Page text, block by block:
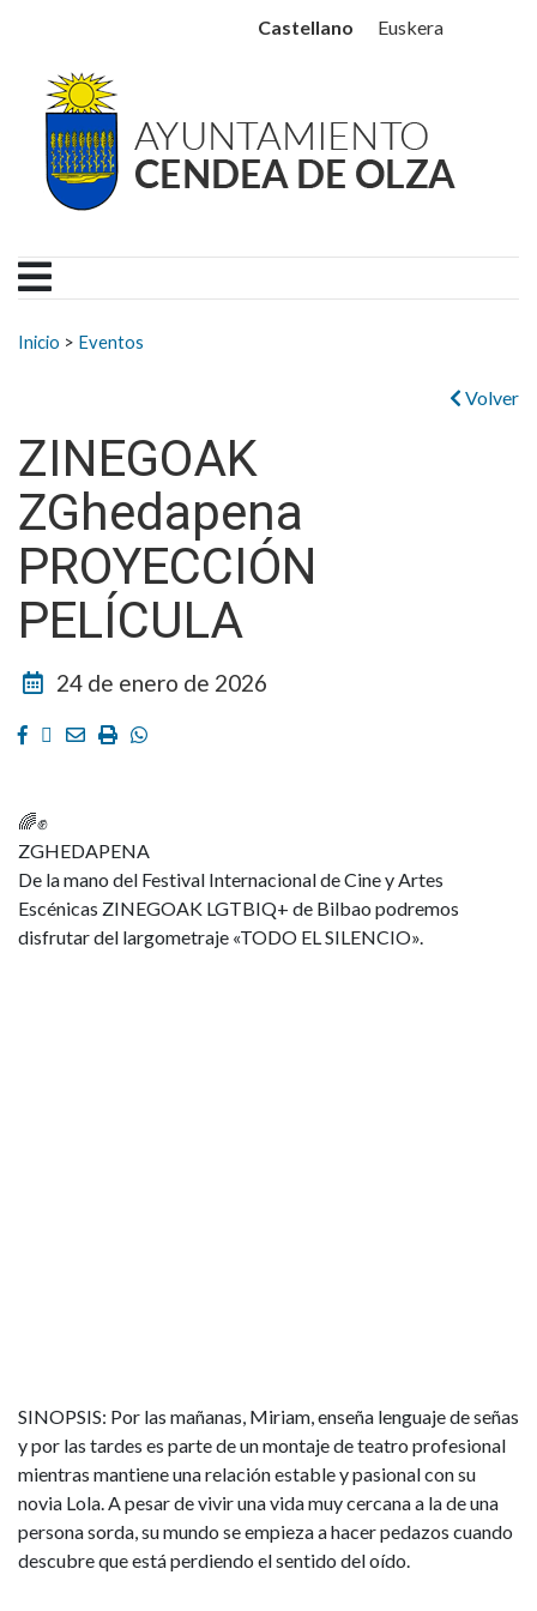
Ayuntamiento Cendea
Castellano Euskera
Buscar:
Inicio > Eventos
Volver
ZINEGOAK
ZGhedapena
PROYECCIÓN
PELÍCULA
24 de enero de 2026
Facebook
Twitter
EmailImprimirWhatsapp
🌈✊
ZGHEDAPENA
De la mano del Festival Internacional de Cine y Artes
Escénicas ZINEGOAK LGTBIQ+ de Bilbao podremos
disfrutar del largometraje «TODO EL SILENCIO».
SINOPSIS: Por las mañanas, Miriam, enseña lenguaje de señas
y por las tardes es parte de un montaje de teatro profesional
mientras mantiene una relación estable y pasional con su
novia Lola. A pesar de vivir una vida muy cercana a la de una
persona sorda, su mundo se empieza a hacer pedazos cuando
descubre que está perdiendo el sentido del oído.